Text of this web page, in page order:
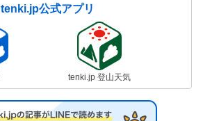
tenki.jp公式アプリ
tenki.jp 登山天気